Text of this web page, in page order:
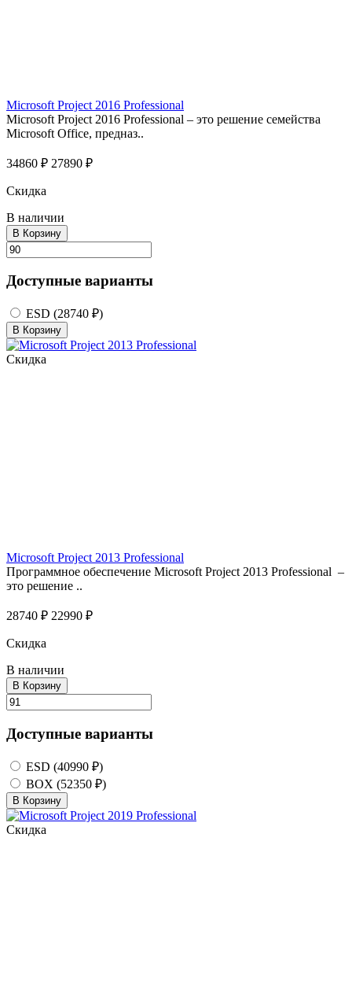
Microsoft Project 2016 Professional
Microsoft Project 2016 Professional – это решение семейства
Microsoft Office, предназ..
34860 ₽ 27890 ₽
Скидка
В наличии
В Корзину
Доступные варианты
ESD (28740 ₽)
В Корзину
Скидка
Microsoft Project 2013 Professional
Программное обеспечение Microsoft Project 2013 Professional –
это решение ..
28740 ₽ 22990 ₽
Скидка
В наличии
В Корзину
Доступные варианты
ESD (40990 ₽)
BOX (52350 ₽)
В Корзину
Скидка